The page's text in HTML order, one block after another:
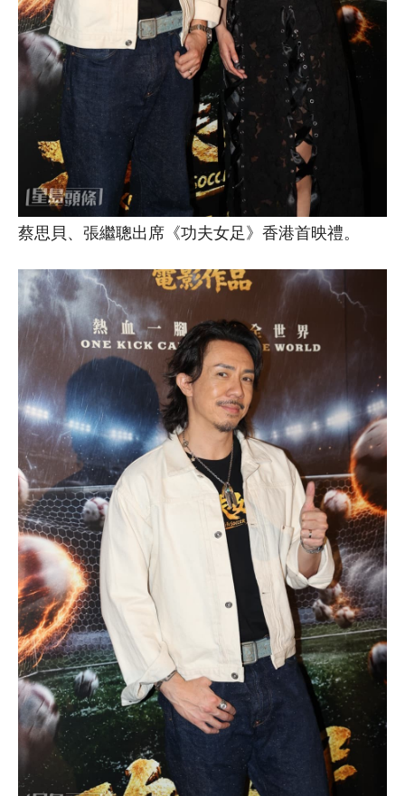
蔡思貝、張繼聰出席《功夫女足》香港首映禮。